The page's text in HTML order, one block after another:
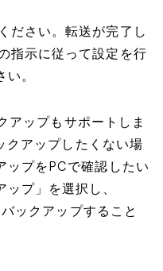
ださい。転送が完了し
指示に従って設定を行
。
アップもサポートしま
アップしたくない場
ップをPCで確認したい
プ」を選択し、
ックアップすること